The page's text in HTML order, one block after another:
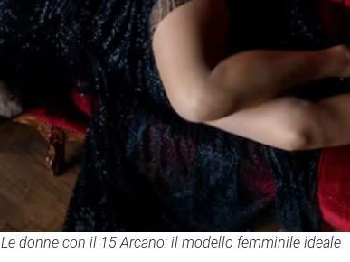
Le donne con il 15 Arcano: il modello femminile ideale